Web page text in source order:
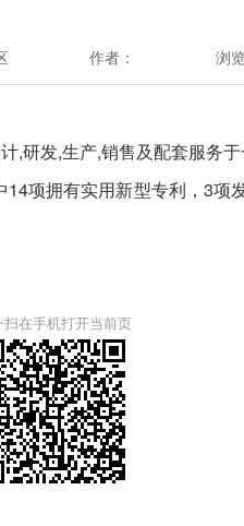
作者： 浏
发,生产,销售及配套服务于
拥有实用新型专利，3项
扫在手机打开当前页